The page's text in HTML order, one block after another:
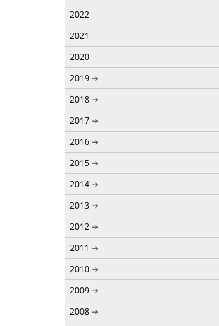
2022
2021
2020
2019
2018
2017
2016
2015
2014
2013
2012
2011
2010
2009
2008